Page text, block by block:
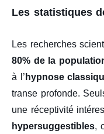
Les statistiques
Les recherches
80% de la
à l’ hypnose
transe profonde.
une réceptivité
hypersuggestibles,